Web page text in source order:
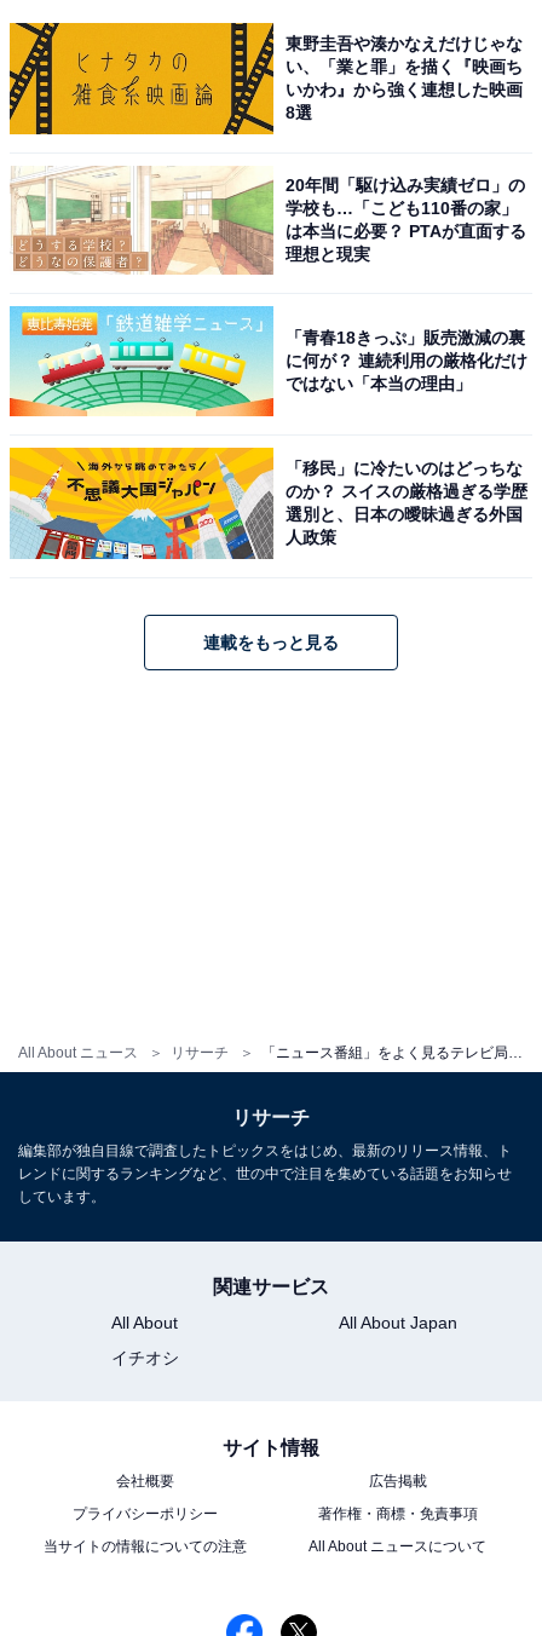
All About ニュース リサーチ
この記事の筆者：ゆるま 小林
長年にわたってテレビ局でバラエティ番組、情報番組な
どを制作。その後、フリーランスの編集・ライターに転
身。芸能情報に精通し、週刊誌、ネットニュースでテレ
ビや芸能人に関するコラムなどを執筆。編集プロダクシ
ョン「ゆるま」を立ち上げる。
6位までの全ランキング結果を見
る
1 2
東野圭吾や湊かなえだけじゃな
い、「業と罪」を描く『映画ち
いかわ』から強く連想した映画
8選
20年間「駆け込み実績ゼロ」の
学校も…「こども110番の家」
は本当に必要？ PTAが直面する
理想と現実
「青春18きっぷ」販売激減の裏
に何が？ 連続利用の厳格化だけ
ではない「本当の理由」
「移民」に冷たいのはどっちな
のか？ スイスの厳格過ぎる学歴
選別と、日本の曖昧過ぎる外国
人政策
連載をもっと見る
リサーチ
編集部が独自目線で調査したトピックスをはじめ、最新のリリース情報、ト
レンドに関するランキングなど、世の中で注目を集めている話題をお知らせ
しています。
関連サービス
All About
All About Japan
イチオシ
サイト情報
会社概要
広告掲載
プライバシーポリシー
著作権・商標・免責事項
当サイトの情報についての注意
All About ニュースについて